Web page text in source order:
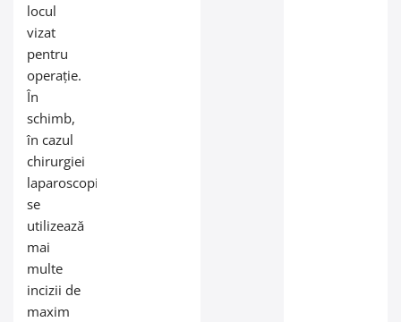
locul
vizat
pentru
operație.
În
schimb,
în cazul
chirurgiei
laparoscopice,
se
utilizează
mai
multe
incizii de
maxim